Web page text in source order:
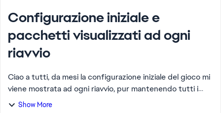
Configurazione iniziale e
pacchetti visualizzati ad ogni
riavvio
Ciao a tutti, da mesi la configurazione iniziale del gioco mi
viene mostrata ad ogni riavvio, pur mantenendo tutti i
salvataggi. Purtroppo, con l'ultimo aggiornamento, la
Show More